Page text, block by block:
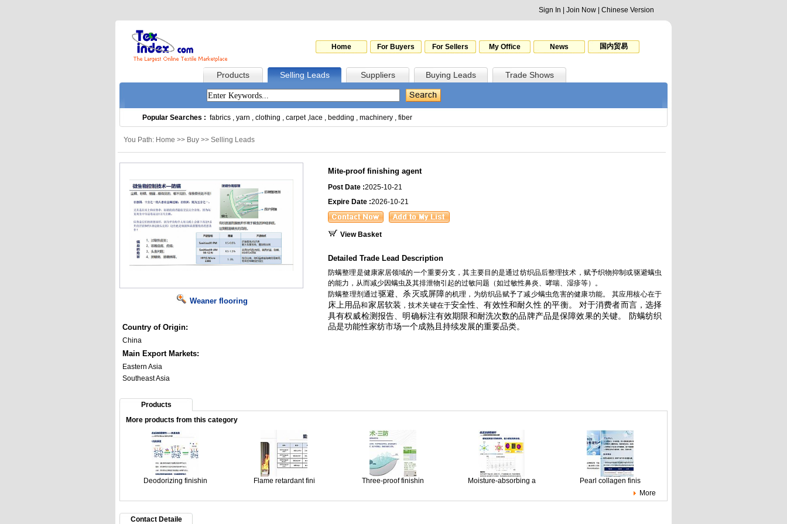
Sign In Join Now Chinese Version
Home For Buyers For Sellers My Office News 国内贸易
Products Selling Leads Suppliers Buying Leads Trade Shows
Popular Searches : fabrics , yarn , clothing , carpet, lace , bedding , machinery , fiber
You Path: Home >> Buy >> Selling Leads
Weaner flooring
Country of Origin:
China
Main Export Markets:
Eastern Asia
Southeast Asia
Mite-proof finishing agent
Post Date :2025-10-21
Expire Date :2026-10-21
View Basket
Detailed Trade Lead Description
防螨整理是健康家居领域的一个重要分支，其主要目的是通过纺织品后整理技术，赋予织物抑制或驱避螨虫
的能力，从而减少因螨虫及其排泄物引起的过敏问题（如过敏性鼻炎、哮喘、湿疹等）。
防螨整理剂通过驱避、杀灭或屏障的机理，为纺织品赋予了减少螨虫危害的健康功能。 其应用核心在于
床上用品和家居软装 ，技术关键在于安全性、有效性和耐久性 的平衡。 对于消费者而言，选择
具有权威检测报告、明确标注有效期限和耐洗次数的品牌产品是保障效果的关键。 防螨纺织
品是功能性家纺市场一个成熟且持续发展的重要品类。
Products
More products from this category
Deodorizing finishin Flame retardant fini Three-proof finishin Moisture-absorbing a
Pearl collagen finis
More
Contact Detaile